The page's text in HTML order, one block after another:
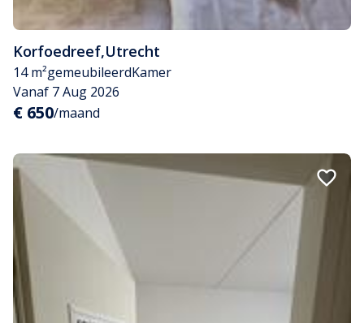
Korfoedreef,Utrecht
14 m²gemeubileerdKamer
Vanaf 7 Aug 2026
€ 650/maand